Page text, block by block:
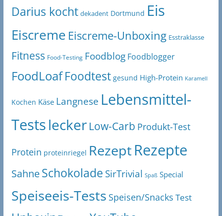
Darius kocht dekadent Dortmund Eis
Eiscreme Eiscreme-Unboxing Esstraklasse
Fitness Food-Testing Foodblog Foodblogger
FoodLoaf Foodtest gesund High-Protein Karamell
Kochen Käse Langnese Lebensmittel-
Testslecker Low-Carb Produkt-Test
Protein proteinriegel RezeptRezepte
SahneSchokolade SirTrivial Spaß Special
Speiseeis-Tests Speisen/Snacks Test